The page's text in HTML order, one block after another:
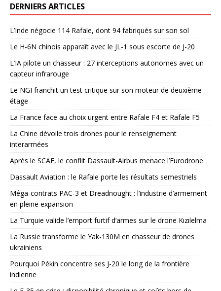
DERNIERS ARTICLES
L’Inde négocie 114 Rafale, dont 94 fabriqués sur son sol
Le H-6N chinois apparaît avec le JL-1 sous escorte de J-20
L’IA pilote un chasseur : 27 interceptions autonomes avec un
capteur infrarouge
Le NGI franchit un test critique sur son moteur de deuxième
étage
La France face au choix urgent entre Rafale F4 et Rafale F5
La Chine dévoile trois drones pour le renseignement
interarmées
Après le SCAF, le conflit Dassault-Airbus menace l’Eurodrone
Dassault Aviation : le Rafale porte les résultats semestriels
Méga-contrats PAC-3 et Dreadnought : l’industrie d’armement
en pleine expansion
La Turquie valide l’emport furtif d’armes sur le drone Kızılelma
La Russie transforme le Yak-130M en chasseur de drones
ukrainiens
Pourquoi Pékin concentre ses J-20 le long de la frontière
indienne